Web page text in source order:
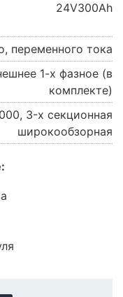
24V300Ah
переменного тока
1-х фазное (в
комплекте)
3-х секционная
широкообзорная